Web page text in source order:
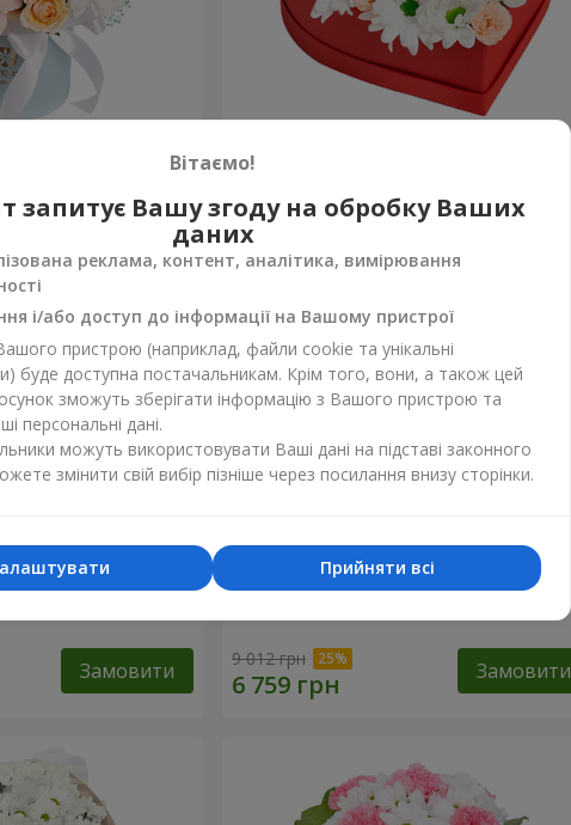
не оминеш"
Замовити 4 449 грн Замовити
Замовити 9 012 грн Замовити
Вітаємо!
запитує Вашу згоду на обробку Ваших
даних
реклама, контент, аналітика, вимірювання
і/або доступ до інформації на Вашому пристрої
пристрою (наприклад, файли cookie та унікальні
буде доступна постачальникам. Крім того, вони, а також цей
зможуть зберігати інформацію з Вашого пристрою та
персональні дані.
можуть використовувати Ваші дані на підставі законного
змінити свій вибір пізніше через посилання внизу сторінки.
Прийняти всі